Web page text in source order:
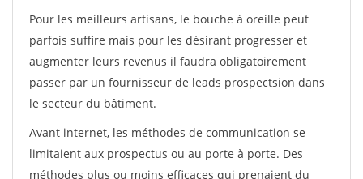
Pour les meilleurs artisans, le bouche à oreille peut
parfois suffire mais pour les désirant progresser et
augmenter leurs revenus il faudra obligatoirement
passer par un fournisseur de leads prospectsion dans
le secteur du bâtiment.
Avant internet, les méthodes de communication se
limitaient aux prospectus ou au porte à porte. Des
méthodes plus ou moins efficaces qui prenaient du